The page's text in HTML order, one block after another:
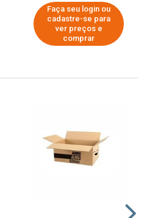
Faça seu login ou
cadastre-se para
ver preços e
comprar